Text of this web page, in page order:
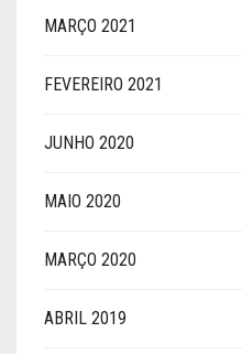
MARÇO 2021
FEVEREIRO 2021
JUNHO 2020
MAIO 2020
MARÇO 2020
ABRIL 2019